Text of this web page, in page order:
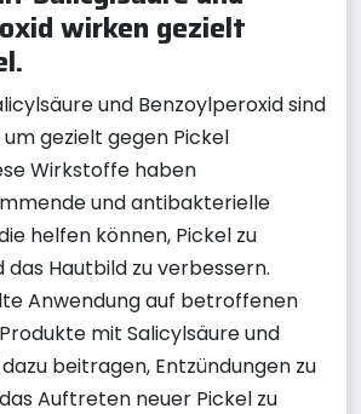
wirken gezielt
und Benzoylperoxid sind
gezielt gegen Pickel
Wirkstoffe haben
und antibakterielle
helfen können, Pickel zu
Hautbild zu verbessern.
Anwendung auf betroffenen
mit Salicylsäure und
beitragen, Entzündungen zu
Auftreten neuer Pickel zu